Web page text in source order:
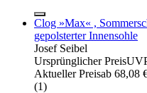
Clog »Max« ,
gepolsterter Innensohle
Josef Seibel
Ursprünglicher Preis
Aktueller Preisab 68,08
(1)